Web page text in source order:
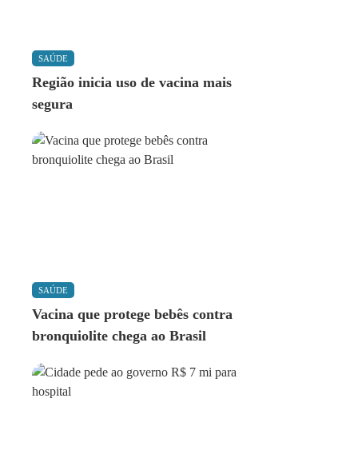
SAÚDE
Região inicia uso de vacina mais
segura
SAÚDE
Vacina que protege bebês contra
bronquiolite chega ao Brasil